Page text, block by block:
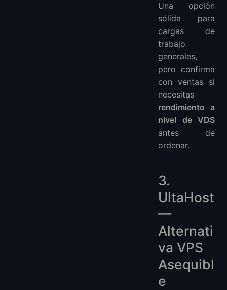
Una opción
sólida para
cargas de
trabajo
generales,
pero confirma
con ventas si
necesitas
rendimiento a
nivel de VDS
antes de
ordenar.
3.
UltaHost
—
Alternati
va VPS
Asequibl
e